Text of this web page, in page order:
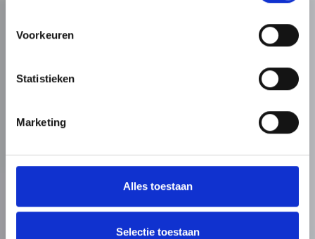
Voorkeuren
Statistieken
Marketing
Alles toestaan
Selectie toestaan